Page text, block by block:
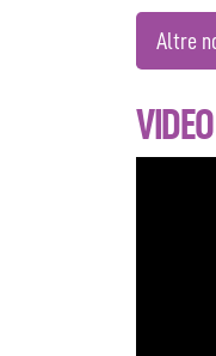
Altre
VIDEO